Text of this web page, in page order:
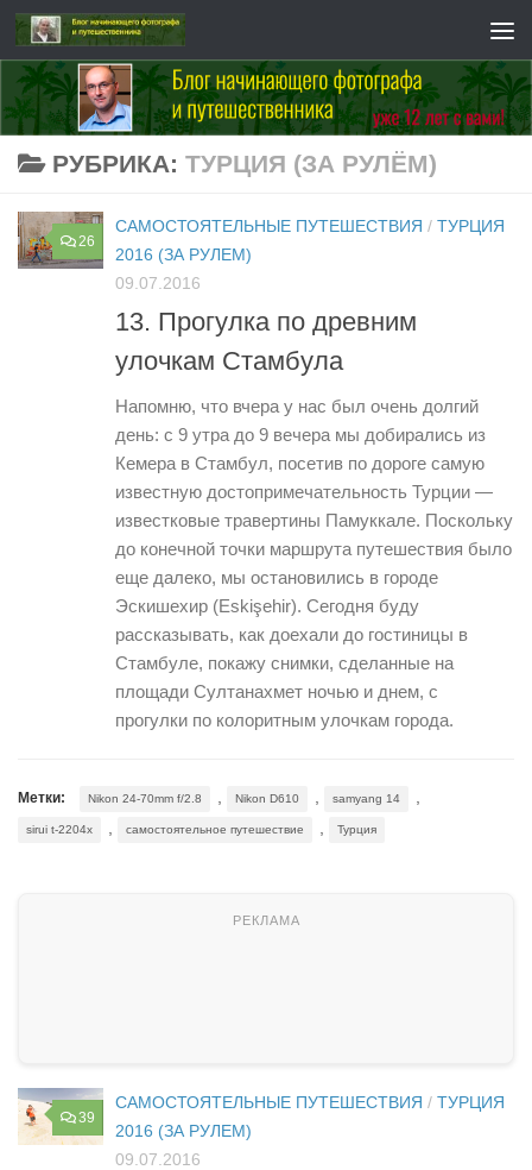
Перейти к содержимому
РУБРИКА: ТУРЦИЯ (ЗА РУЛЁМ)
26
САМОСТОЯТЕЛЬНЫЕ ПУТЕШЕСТВИЯ / ТУРЦИЯ
2016 (ЗА РУЛЕМ)
09.07.2016
13. Прогулка по древним
улочкам Стамбула
Напомню, что вчера у нас был очень долгий
день: с 9 утра до 9 вечера мы добирались из
Кемера в Стамбул, посетив по дороге самую
известную достопримечательность Турции —
известковые травертины Памуккале. Поскольку
до конечной точки маршрута путешествия было
еще далеко, мы остановились в городе
Эскишехир (Eskişehir). Сегодня буду
рассказывать, как доехали до гостиницы в
Стамбуле, покажу снимки, сделанные на
площади Султанахмет ночью и днем, с
прогулки по колоритным улочкам города.
Метки: Nikon 24-70mm f/2.8 , Nikon D610 , samyang 14 ,
sirui t-2204x , самостоятельное путешествие , Турция
39
САМОСТОЯТЕЛЬНЫЕ ПУТЕШЕСТВИЯ / ТУРЦИЯ
2016 (ЗА РУЛЕМ)
09.07.2016